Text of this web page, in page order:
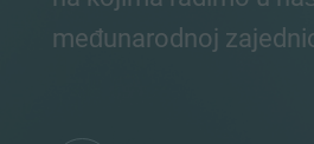
međunarodnoj